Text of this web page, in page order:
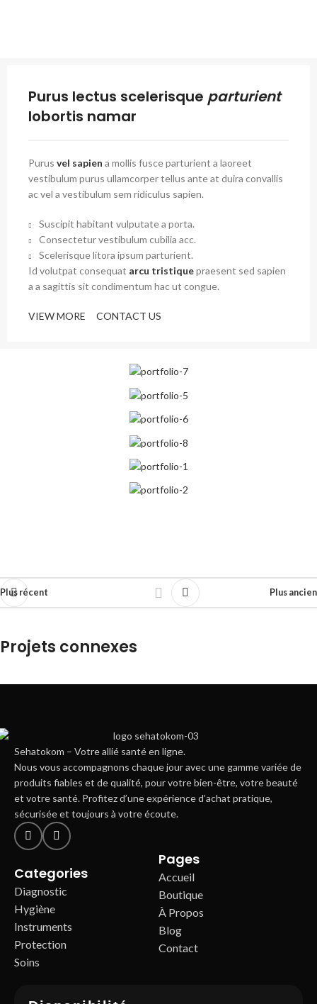
Purus lectus scelerisque parturient
lobortis namar
Purus vel sapien a mollis fusce parturient a laoreet
vestibulum purus ullamcorper tellus ante at duira convallis
ac vel a vestibulum sem ridiculus sapien.
Suscipit habitant vulputate a porta.
Consectetur vestibulum cubilia acc.
Scelerisque litora ipsum parturient.
Id volutpat consequat arcu tristiquepraesent sed sapien
a a sagittis sit condimentum hac ut congue.
VIEW MORE CONTACT US
Plus récent Plus ancien
Projets connexes
Sehatokom – Votre allié santé en ligne.
Nous vous accompagnons chaque jour avec une gamme variée de
produits fiables et de qualité, pour votre bien-être, votre beauté
et votre santé. Profitez d’une expérience d’achat pratique,
sécurisée et toujours à votre écoute.
Categories
Diagnostic
Hygiène
Instruments
Protection
Soins
Pages
Accueil
Boutique
À Propos
Blog
Contact